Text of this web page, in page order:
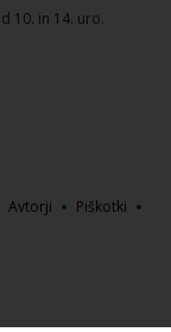
10. in 14. uro.
Avtorji
Piškotki